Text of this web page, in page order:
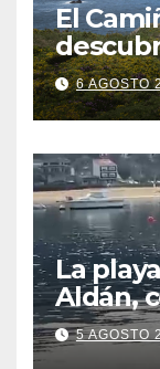
El
través
6 AGOSTO
La
Aldán,
5 AGOSTO